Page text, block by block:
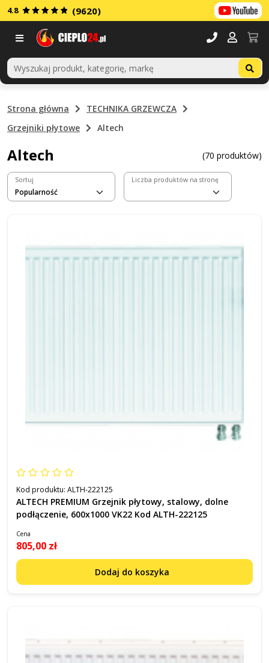
4.8 (9620)
Strona główna
TECHNIKA GRZEWCZA
Grzejniki płytowe
Altech
Altech (70 produktów)
Sortuj Liczba produktów na stronę
Kod produktu: ALTH-222125
ALTECH PREMIUM Grzejnik płytowy, stalowy, dolne
podłączenie, 600x1000 VK22 Kod ALTH-222125
Cena
805,00 zł
Dodaj do koszyka